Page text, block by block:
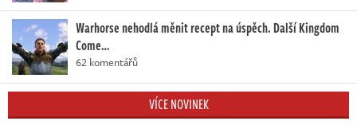
Warhorse nehodlá měnit recept na úspěch. Další Kingdom
Come…
62 komentářů
VÍCE NOVINEK